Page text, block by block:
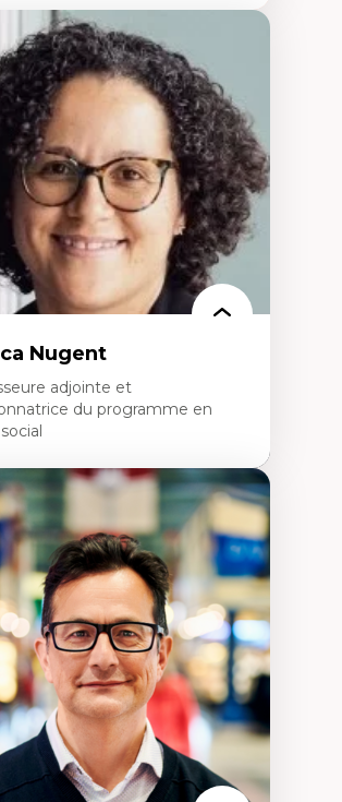
travail-vie personnelle
des ressources humaines
et fidélisation de la main-
sociale des organisations
organisationnelles
organisationnel
au travail)
qualitative
des affaires
Nugent
adjointe et
du programme en
social, action et justice sociale
de l’intervention et des
pratiques en travail social et en
inclusive
linguistiques, offre active et
plurielle en contexte
minoritaire
critiques sur le handicap, la
l'agentivité et les injustices
et réalités 2SLGBTQ+
d’interventions et approches
décoloniale, anti-oppressive
interculturelle critique
proche aidance, famille
et soutien mutuel